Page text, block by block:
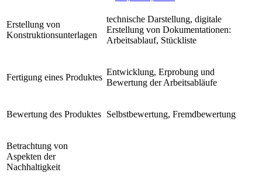
Erstellung von
Konstruktionsunterlagen
technische Darstellung, digitale
Erstellung von Dokumentationen:
Arbeitsablauf, Stückliste
Fertigung eines Produktes
Entwicklung, Erprobung und
Bewertung der Arbeitsabläufe
Bewertung des Produktes Selbstbewertung, Fremdbewertung
Betrachtung von
Aspekten der
Nachhaltigkeit